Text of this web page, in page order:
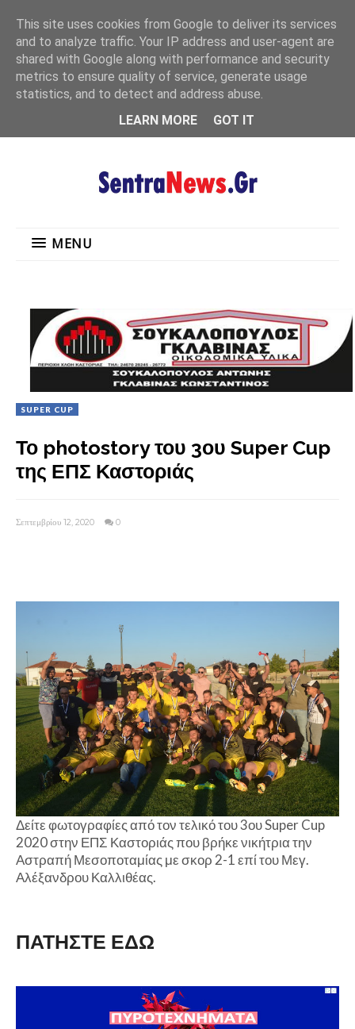
MENU
MENU
SUPER CUP
Το photostory του 3ου Super Cup
της ΕΠΣ Καστοριάς
Σεπτεμβρίου 12, 2020 0
Δείτε φωτογραφίες από τον τελικό του 3ου Super Cup
2020 στην ΕΠΣ Καστοριάς που βρήκε νικήτρια την
Αστραπή Μεσοποταμίας με σκορ 2-1 επί του Μεγ.
Αλέξανδρου Καλλιθέας.
ΠΑΤΗΣΤΕ ΕΔΩ
This site uses cookies from Google to deliver its services
and to analyze traffic. Your IP address and user-agent are
shared with Google along with performance and security
metrics to ensure quality of service, generate usage
statistics, and to detect and address abuse.
LEARN MORE
GOT IT